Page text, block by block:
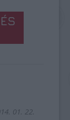
01. 22.